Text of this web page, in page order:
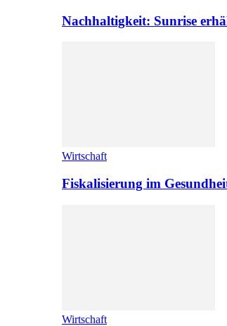
Nachhaltigkeit: Sunrise
Wirtschaft
Fiskalisierung im
Wirtschaft